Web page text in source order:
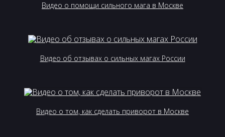
Видео о помощи сильного мага в Москве
Видео об отзывах о сильных магах России
Видео о том, как сделать приворот в Москве